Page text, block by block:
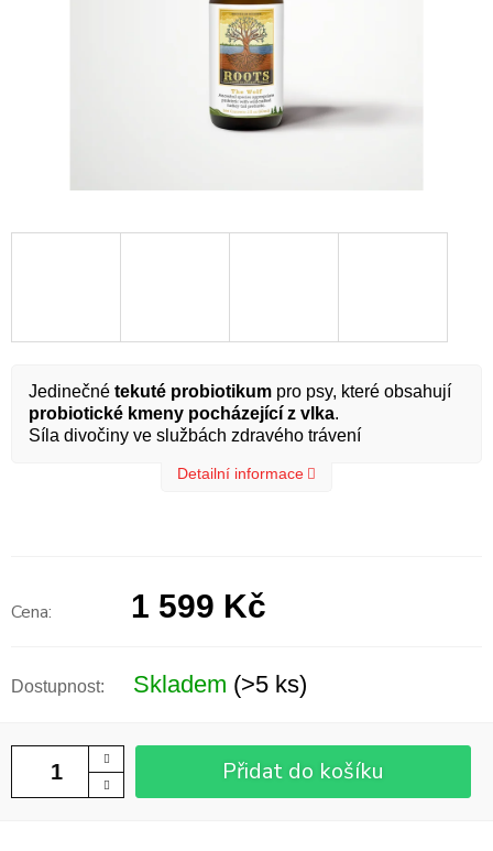
1 599 Kč
Skladem (>5 ks)
Přidat do košíku
Jedinečné tekuté probiotikum pro psy, které obsahují
probiotické kmeny pocházející z vlka.
Síla divočiny ve službách zdravého trávení
Detailní informace